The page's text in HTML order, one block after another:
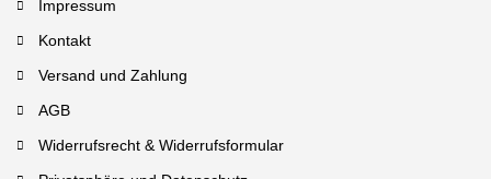
Impressum
Kontakt
Versand und Zahlung
AGB
Widerrufsrecht & Widerrufsformular